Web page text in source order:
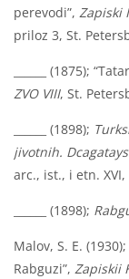
perevodi”, Zapiski
priloz 3, St.
______ (1875);
ZVO VIII, St.
______ (1898);
jivotnih.
arc., ist., i etn.
______ (1898);
Malov, S. E.
Rabguzi”, Zapiskii